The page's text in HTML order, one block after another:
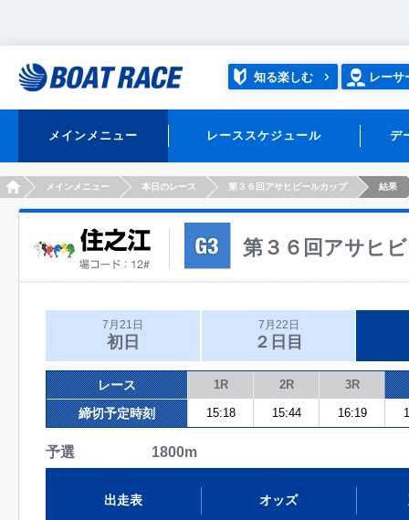
知る楽しむ レーサ
メインメニュー レーススケジュール デ
HOMEメインメニュー 本日のレース 第３６回アサヒビールカップ 結果
第３６回アサヒ
7月21日
初日
7月22日
２日目
レース 1R 2R 3R
締切予定時刻 15:18 15:44 16:19
予選 1800m
出走表 オッズ